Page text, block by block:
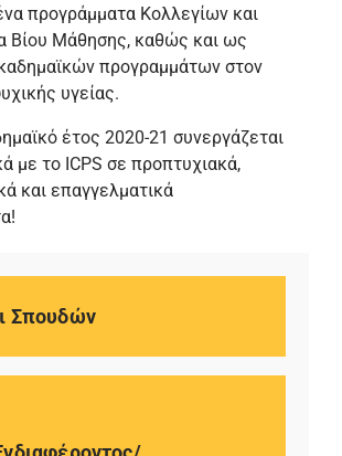
προγράμματα Κολλεγίων και
Βίου Μάθησης, καθώς και ως
προγραμμάτων στον
υγείας.
έτος 2020-21 συνεργάζεται
με το ICPS σε προπτυχιακά,
και επαγγελματικά
Σπουδών